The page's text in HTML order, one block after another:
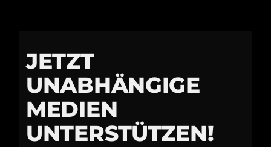
JETZT
UNABHÄNGIGE
MEDIEN
UNTERSTÜTZEN!